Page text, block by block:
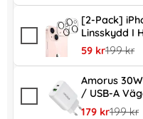
[2-Pack]
Linsskydd I
rea pris
59 krtidigare
199 kr
Amorus
/ USB-A
rea pris
179 krtidigare
199 kr